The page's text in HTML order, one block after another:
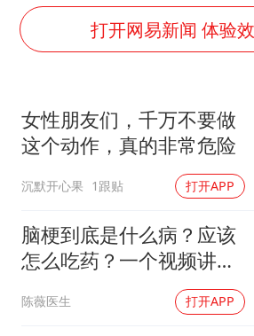
台风灿鸿未来
打开网易新闻 体验
女性朋友们，千万不要做
这个动作，真的非常危险
沉默开心果 1跟贴 打开APP
脑梗到底是什么病？应该
怎么吃药？一个视频讲清
陈薇医生 打开APP